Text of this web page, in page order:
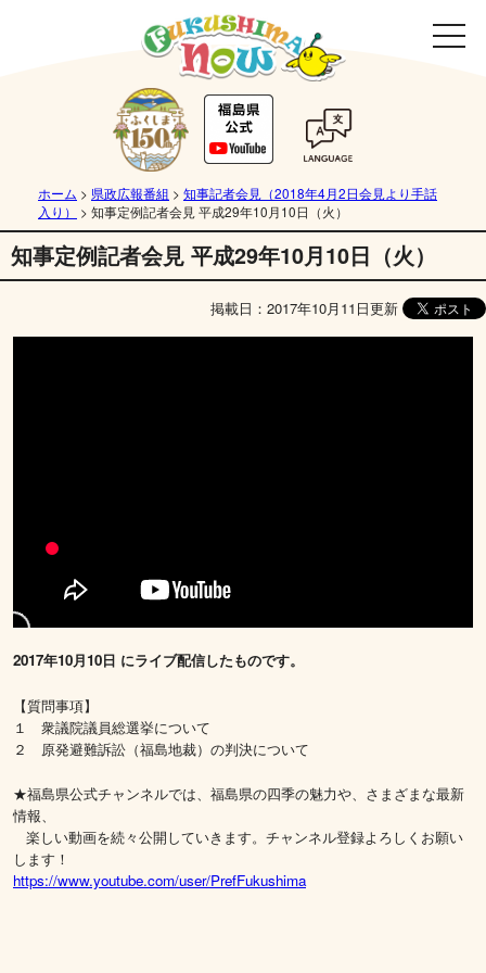
ホーム > 県政広報番組 > 知事記者会見（2018年4月2日会見より手話
入り）
> 知事定例記者会見 平成29年10月10日（火）
知事定例記者会見 平成29年10月10日（火）
掲載日：2017年10月11日更新
2017年10月10日 にライブ配信したものです。
【質問事項】
１ 衆議院議員総選挙について
２ 原発避難訴訟（福島地裁）の判決について
★福島県公式チャンネルでは、福島県の四季の魅力や、さまざまな最新
情報、
楽しい動画を続々公開していきます。チャンネル登録よろしくお願い
します！
https://www.youtube.com/user/PrefFukushima